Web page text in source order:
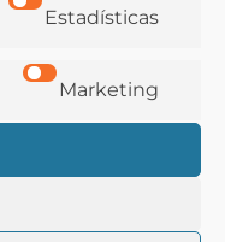
Estadísticas
Marketing